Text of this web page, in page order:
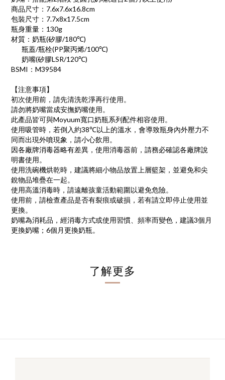
商品尺寸：7.6x7.6x16.8cm
包裝尺寸：7.7x8x17.5cm
瓶身重量：130g
材質：奶瓶(矽膠/180℃)
瓶蓋/瓶栓(PP聚丙烯/100℃)
奶嘴(矽膠LSR/120℃)
BSMI：M39584
【注意事項】
初次使用前，請先清洗乾淨再行使用。
請勿將奶嘴當成安撫奶嘴使用。
此產品皆可與Moyuum寬口奶瓶系列配件相容使用。
使用吸管時，若倒入約38℃以上的溫水，會導致瓶身內外壓力不
同而出現外噴現象，請小心飲用。
因各廠牌消毒器略有差異，使用消毒器前，請務必確認各廠牌說
明書使用。
使用洗碗機烘乾時，建議將細小物品放置上層籃架，並避免和尖
銳物品堆疊在一起。
使用高溫消毒時，請遠離孩童活動範圍以避免危險。
使用前，請檢查產品是否有裂痕或破損，若有請立即停止使用並
更換。
奶嘴為消耗品，經消毒方式或使用習慣、頻率而變色，建議3個月
更換奶嘴；6個月更換奶瓶。
了解更多